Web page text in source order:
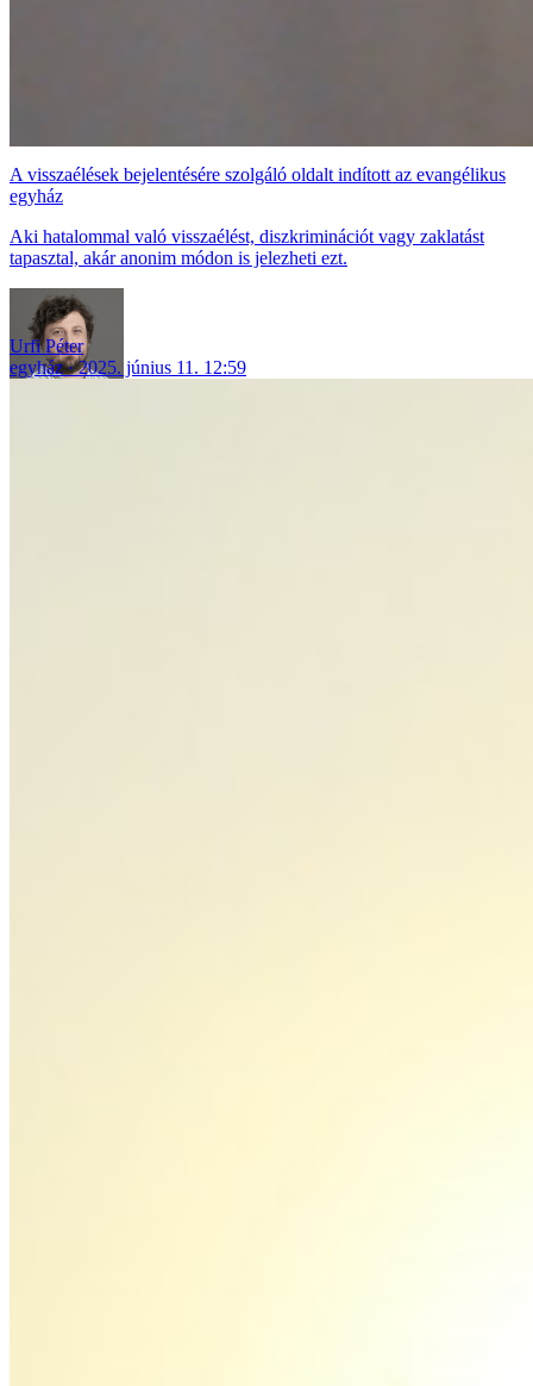
A visszaélések bejelentésére szolgáló oldalt indított az evangélikus
egyház
Aki hatalommal való visszaélést, diszkriminációt vagy zaklatást
tapasztal, akár anonim módon is jelezheti ezt.
Urfi Péter
egyház
2025. június 11. 12:59